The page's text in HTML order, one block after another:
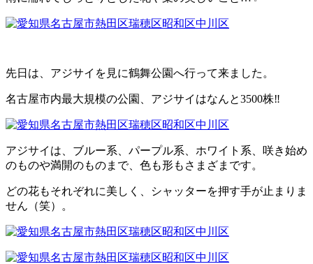
先日は、アジサイを見に鶴舞公園へ行って来ました。
名古屋市内最大規模の公園、アジサイはなんと3500株‼
アジサイは、ブルー系、パープル系、ホワイト系、咲き始め
のものや満開のものまで、色も形もさまざまです。
どの花もそれぞれに美しく、シャッターを押す手が止まりま
せん（笑）。